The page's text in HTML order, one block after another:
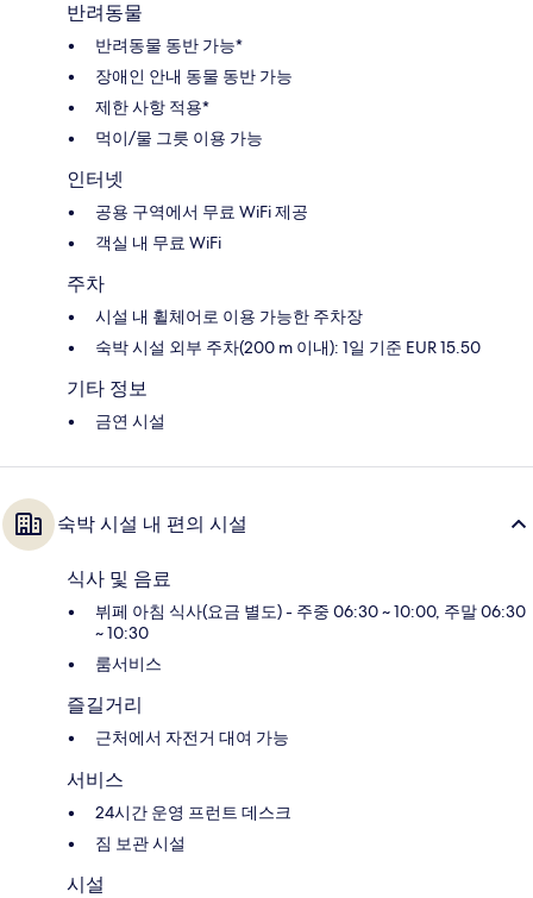
반려동물
반려동물 동반 가능*
장애인 안내 동물 동반 가능
제한 사항 적용*
먹이/물 그릇 이용 가능
인터넷
공용 구역에서 무료 WiFi 제공
객실 내 무료 WiFi
주차
시설 내 휠체어로 이용 가능한 주차장
숙박 시설 외부 주차(200 m 이내): 1일 기준 EUR 15.50
기타 정보
금연 시설
숙박 시설 내 편의 시설
식사 및 음료
뷔페 아침 식사(요금 별도) - 주중 06:30 ~ 10:00, 주말 06:30
~ 10:30
룸서비스
즐길거리
근처에서 자전거 대여 가능
서비스
24시간 운영 프런트 데스크
짐 보관 시설
시설